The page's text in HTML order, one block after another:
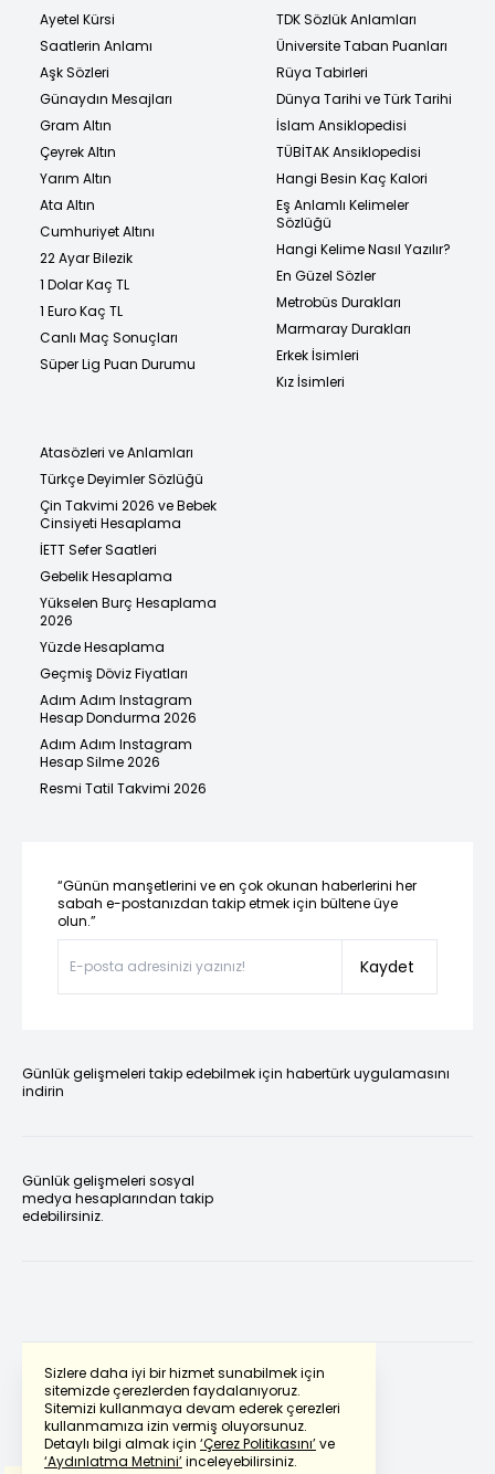
Sizlere daha iyi bir hizmet sunabilmek için
sitemizde çerezlerden faydalanıyoruz.
Sitemizi kullanmaya devam ederek çerezleri
kullanmamıza izin vermiş oluyorsunuz.
Detaylı bilgi almak için ‘Çerez Politikasını’ve
‘Aydınlatma Metnini’inceleyebilirsiniz.
Ayetel Kürsi
Saatlerin Anlamı
Aşk Sözleri
Günaydın Mesajları
Gram Altın
Çeyrek Altın
Yarım Altın
Ata Altın
Cumhuriyet Altını
22 Ayar Bilezik
1 Dolar Kaç TL
1 Euro Kaç TL
Canlı Maç Sonuçları
Süper Lig Puan Durumu
TDK Sözlük Anlamları
Üniversite Taban Puanları
Rüya Tabirleri
Dünya Tarihi ve Türk Tarihi
İslam Ansiklopedisi
TÜBİTAK Ansiklopedisi
Hangi Besin Kaç Kalori
Eş Anlamlı Kelimeler
Sözlüğü
Hangi Kelime Nasıl Yazılır?
En Güzel Sözler
Metrobüs Durakları
Marmaray Durakları
Erkek İsimleri
Kız İsimleri
Atasözleri ve Anlamları
Türkçe Deyimler Sözlüğü
Çin Takvimi 2026 ve Bebek
Cinsiyeti Hesaplama
İETT Sefer Saatleri
Gebelik Hesaplama
Yükselen Burç Hesaplama
2026
Yüzde Hesaplama
Geçmiş Döviz Fiyatları
Adım Adım Instagram
Hesap Dondurma 2026
Adım Adım Instagram
Hesap Silme 2026
Resmi Tatil Takvimi 2026
“Günün manşetlerini ve en çok okunan haberlerini her
sabah e-postanızdan takip etmek için bültene üye
olun.”
Kaydet
Günlük gelişmeleri takip edebilmek için habertürk uygulamasını
indirin
Günlük gelişmeleri sosyal
medya hesaplarından takip
edebilirsiniz.
Powered by Translate